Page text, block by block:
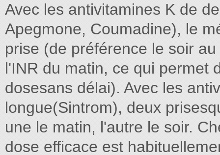
Avec les antivitamines K de
Apegmone, Coumadine), le
prise (de préférence le soir
l'INR du matin, ce qui permet
dosesans délai). Avec les
longue(Sintrom), deux
une le matin, l'autre le soir.
dose efficace est